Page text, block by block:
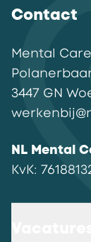
Contact
Mental
3447 GN
NL Mental
KvK: